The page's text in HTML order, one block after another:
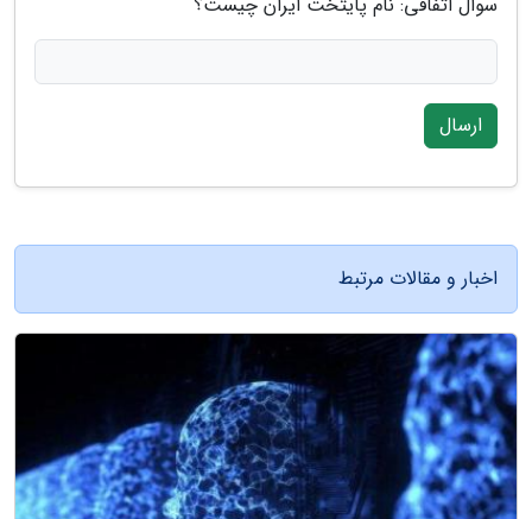
ارسال
اخبار و مقالات مرتبط